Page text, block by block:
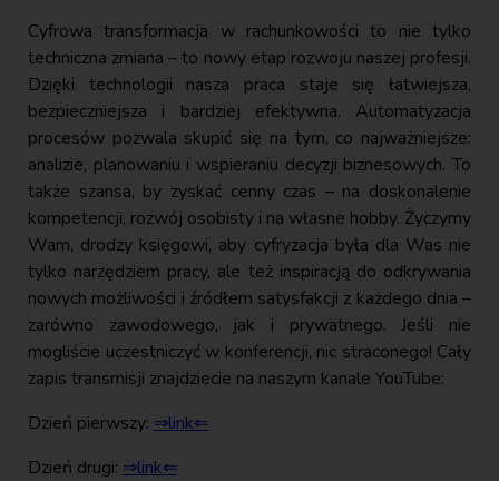
Cyfrowa transformacja w rachunkowości to nie tylko
techniczna zmiana – to nowy etap rozwoju naszej profesji.
Dzięki technologii nasza praca staje się łatwiejsza,
bezpieczniejsza i bardziej efektywna. Automatyzacja
procesów pozwala skupić się na tym, co najważniejsze:
analizie, planowaniu i wspieraniu decyzji biznesowych. To
także szansa, by zyskać cenny czas – na doskonalenie
kompetencji, rozwój osobisty i na własne hobby. Życzymy
Wam, drodzy księgowi, aby cyfryzacja była dla Was nie
tylko narzędziem pracy, ale też inspiracją do odkrywania
nowych możliwości i źródłem satysfakcji z każdego dnia –
zarówno zawodowego, jak i prywatnego. Jeśli nie
mogliście uczestniczyć w konferencji, nic straconego! Cały
zapis transmisji znajdziecie na naszym kanale YouTube:
Dzień pierwszy: ⇒link⇐
Dzień drugi: ⇒link⇐